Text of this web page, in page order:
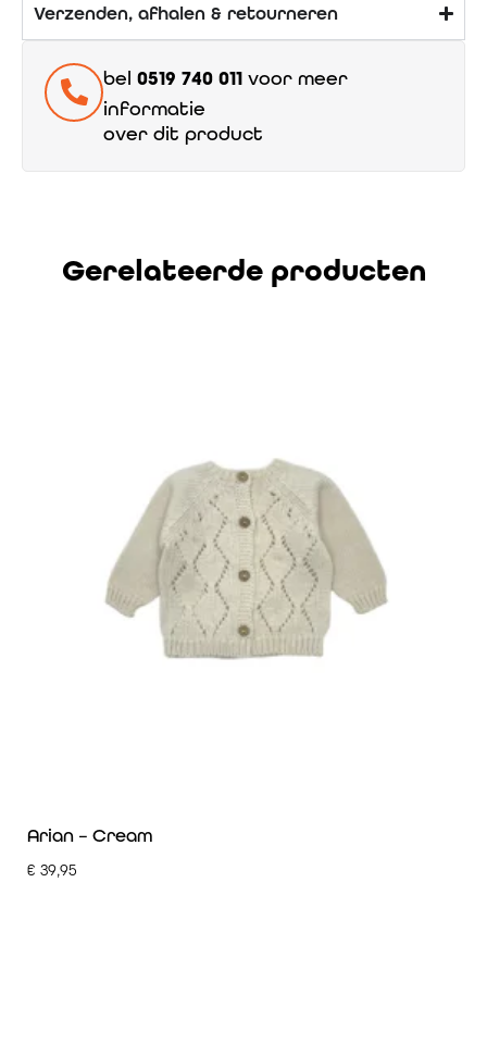
Verzenden, afhalen & retourneren
bel 0519 740 011 voor meer
informatie
over dit product
Gerelateerde producten
Arian – Cream
€ 39,95